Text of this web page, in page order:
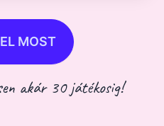
MOST
akár 30 játékosig!